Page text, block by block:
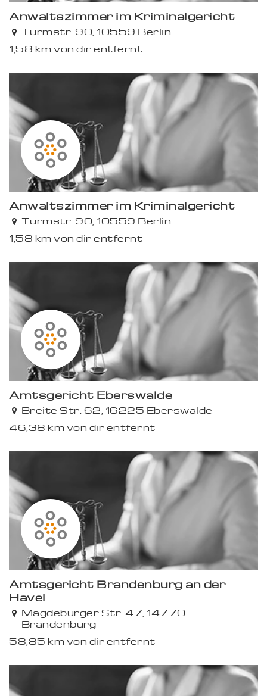
Anwaltszimmer im Kriminalgericht
Turmstr. 90, 10559 Berlin
1,58 km von dir entfernt
Anwaltszimmer im Kriminalgericht
Turmstr. 90, 10559 Berlin
1,58 km von dir entfernt
Amtsgericht Eberswalde
Breite Str. 62, 16225 Eberswalde
46,38 km von dir entfernt
Amtsgericht Brandenburg an der
Havel
Magdeburger Str. 47, 14770
Brandenburg
58,85 km von dir entfernt